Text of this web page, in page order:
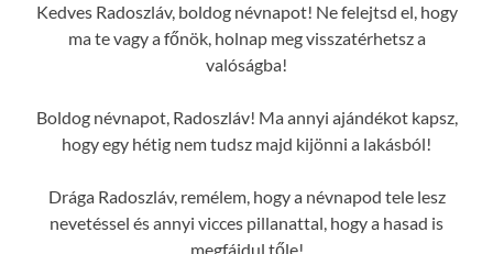
Kedves Radoszláv, boldog névnapot! Ne felejtsd el, hogy
ma te vagy a főnök, holnap meg visszatérhetsz a
valóságba!
Boldog névnapot, Radoszláv! Ma annyi ajándékot kapsz,
hogy egy hétig nem tudsz majd kijönni a lakásból!
Drága Radoszláv, remélem, hogy a névnapod tele lesz
nevetéssel és annyi vicces pillanattal, hogy a hasad is
megfájdul tőle!